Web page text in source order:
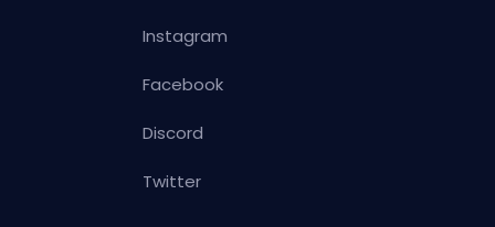
Instagram
Facebook
Discord
Twitter